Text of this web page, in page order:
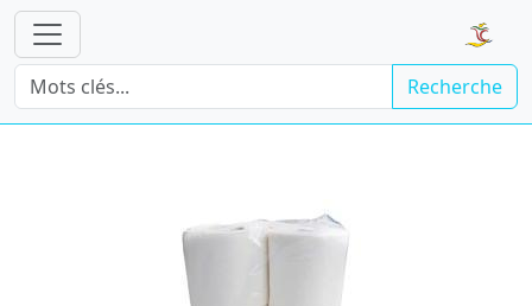
Recherche